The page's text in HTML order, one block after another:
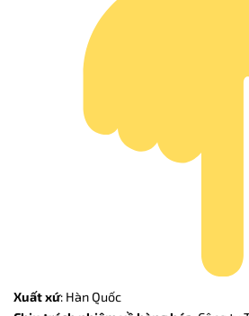
Xuất xứ: Hàn Quốc